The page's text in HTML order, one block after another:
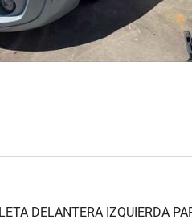
DELANTERA IZQUIERDA